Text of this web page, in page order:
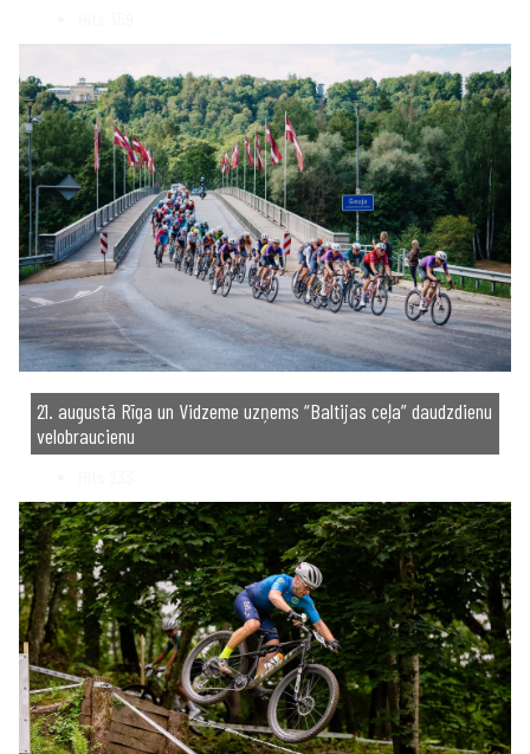
21. augustā Rīga un Vidzeme uzņems “Baltijas ceļa” daudzdienu
velobraucienu